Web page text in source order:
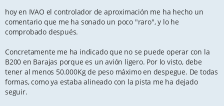
hoy en IVAO el controlador de aproximación me ha hecho un
comentario que me ha sonado un poco "raro", y lo he
comprobado después.
Concretamente me ha indicado que no se puede operar con la
B200 en Barajas porque es un avión ligero. Por lo visto, debe
tener al menos 50.000Kg de peso máximo en despegue. De todas
formas, como ya estaba alineado con la pista me ha dejado
seguir.